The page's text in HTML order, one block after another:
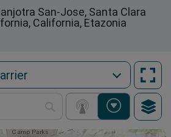
San-Jose, Santa Clara
California, Etazonia